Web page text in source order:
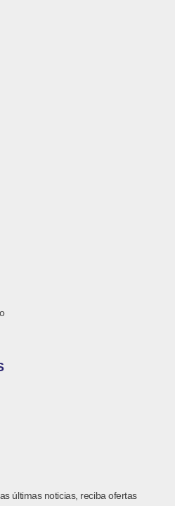
últimas noticias, reciba ofertas